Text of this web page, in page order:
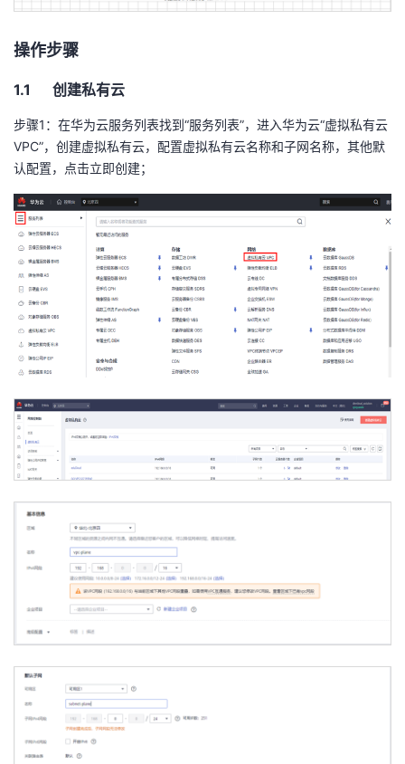
操作步骤
1.1 创建私有云
步骤1 ：在华为云服务列表找到“服务列表”，进入华为云“虚拟私有云
VPC”，创建虚拟私有云，配置虚拟私有云名称和子网名称，其他默
认配置，点击立即创建；